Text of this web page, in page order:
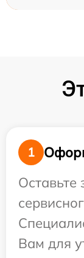
1
Оставьте
Вам для